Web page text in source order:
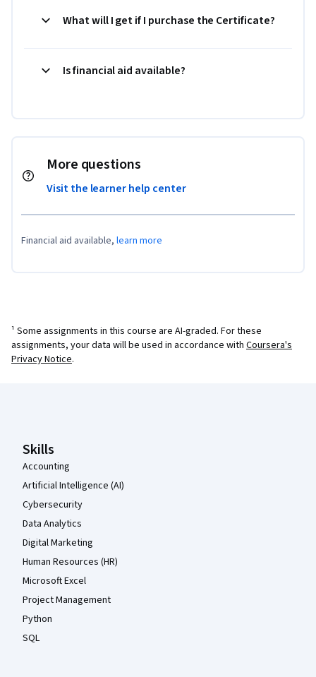
What will I get if I purchase the Certificate?
Is financial aid available?
More questions
Visit the learner help center
Financial aid available, learn more
¹ Some assignments in this course are AI-graded. For these
assignments, your data will be used in accordance with Coursera's
Privacy Notice.
Skills
Accounting
Artificial Intelligence (AI)
Cybersecurity
Data Analytics
Digital Marketing
Human Resources (HR)
Microsoft Excel
Project Management
Python
SQL